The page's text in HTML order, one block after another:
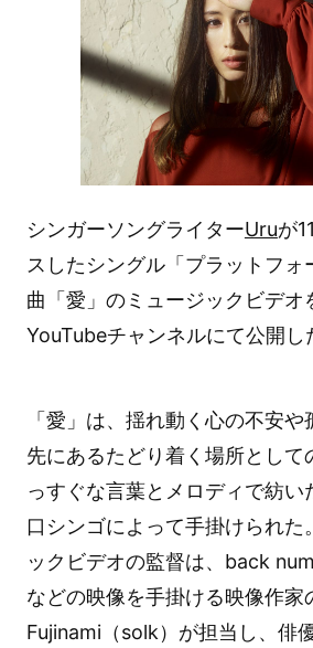
シンガーソングライターUruが
スしたシングル「プラットフォ
曲「愛」のミュージックビデオ
YouTubeチャンネルにて公開し
「愛」は、揺れ動く心の不安
先にあるたどり着く場所として
っすぐな言葉とメロディで紡い
口シンゴによって手掛けられた
ックビデオの監督は、back
などの映像を手掛ける映像作家
Fujinami（solk）が担当し、俳